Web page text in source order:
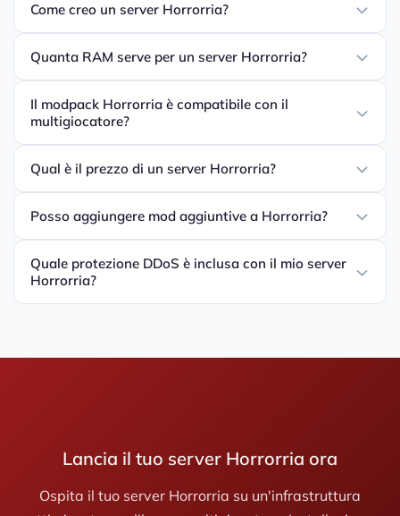
Come creo un server Horrorria?
Quanta RAM serve per un server Horrorria?
Il modpack Horrorria è compatibile con il
multigiocatore?
Qual è il prezzo di un server Horrorria?
Posso aggiungere mod aggiuntive a Horrorria?
Quale protezione DDoS è inclusa con il mio server
Horrorria?
Lancia il tuo server Horrorria ora
Ospita il tuo server Horrorria su un'infrastruttura